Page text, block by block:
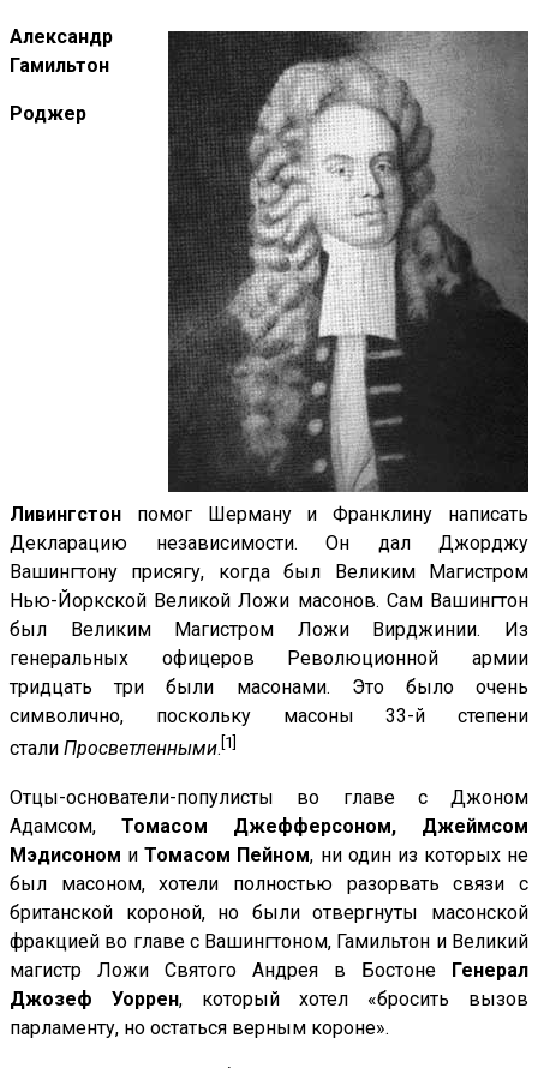
Александр
Гамильтон
Роджер
Ливингстон помог Шерману и Франклину написать
Декларацию независимости. Он дал Джорджу
Вашингтону присягу, когда был Великим Магистром
Нью-Йоркской Великой Ложи масонов. Сам Вашингтон
был Великим Магистром Ложи Вирджинии. Из
генеральных офицеров Революционной армии
тридцать три были масонами. Это было очень
символично, поскольку масоны 33-й степени
стали Просветленными. [1]
Отцы-основатели-популисты во главе с Джоном
Адамсом, Томасом Джефферсоном, Джеймсом
Мэдисоном иТомасом Пейном, ни один из которых не
был масоном, хотели полностью разорвать связи с
британской короной, но были отвергнуты масонской
фракцией во главе с Вашингтоном, Гамильтон и Великий
магистр Ложи Святого Андрея в Бостоне Генерал
Джозеф Уоррен, который хотел «бросить вызов
парламенту, но остаться верным короне».